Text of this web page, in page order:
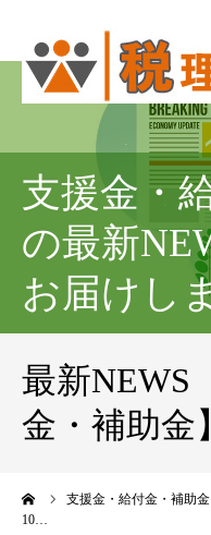
支援金・
の最新
お届けし
最新NEWS
金・補助金】
支援金・給付金・補助金
10…